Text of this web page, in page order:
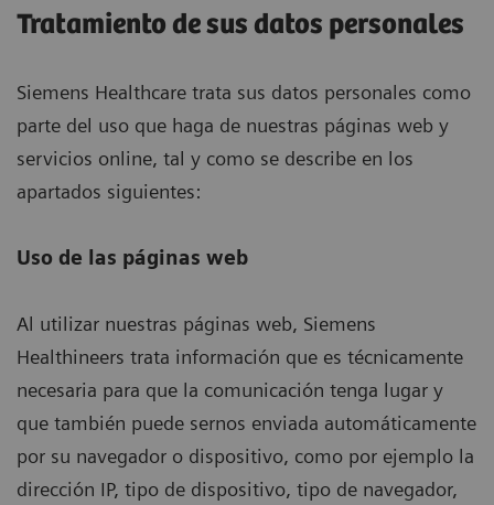
Tratamiento de sus datos personales
Siemens Healthcare trata sus datos personales como
parte del uso que haga de nuestras páginas web y
servicios online, tal y como se describe en los
apartados siguientes:
Uso de las páginas web
Al utilizar nuestras páginas web, Siemens
Healthineers trata información que es técnicamente
necesaria para que la comunicación tenga lugar y
que también puede sernos enviada automáticamente
por su navegador o dispositivo, como por ejemplo la
dirección IP, tipo de dispositivo, tipo de navegador,